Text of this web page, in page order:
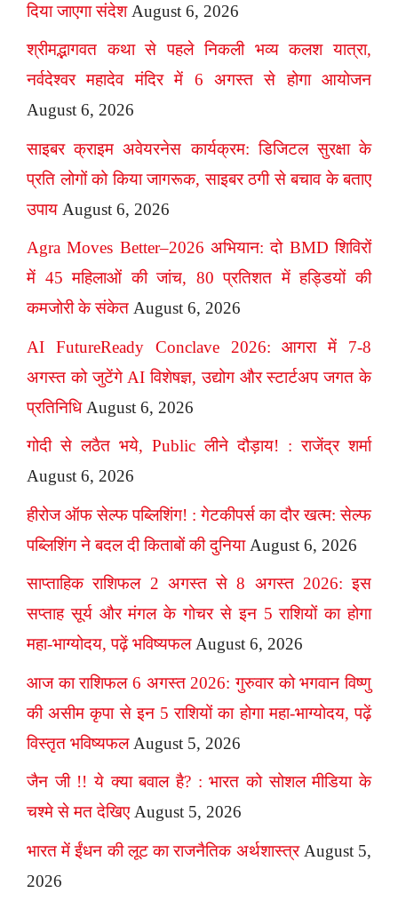
दिया जाएगा संदेश August 6, 2026
श्रीमद्भागवत कथा से पहले निकली भव्य कलश यात्रा,
नर्वदेश्वर महादेव मंदिर में 6 अगस्त से होगा आयोजन
August 6, 2026
साइबर क्राइम अवेयरनेस कार्यक्रम: डिजिटल सुरक्षा के
प्रति लोगों को किया जागरूक, साइबर ठगी से बचाव के बताए
उपाय August 6, 2026
Agra Moves Better–2026 अभियान: दो BMD शिविरों
में 45 महिलाओं की जांच, 80 प्रतिशत में हड्डियों की
कमजोरी के संकेत August 6, 2026
AI FutureReady Conclave 2026: आगरा में 7-8
अगस्त को जुटेंगे AI विशेषज्ञ, उद्योग और स्टार्टअप जगत के
प्रतिनिधि August 6, 2026
गोदी से लठैत भये, Public लीने दौड़ाय! : राजेंद्र शर्मा
August 6, 2026
हीरोज ऑफ सेल्फ पब्लिशिंग! : गेटकीपर्स का दौर खत्म: सेल्फ
पब्लिशिंग ने बदल दी किताबों की दुनिया August 6, 2026
साप्ताहिक राशिफल 2 अगस्त से 8 अगस्त 2026: इस
सप्ताह सूर्य और मंगल के गोचर से इन 5 राशियों का होगा
महा-भाग्योदय, पढ़ें भविष्यफल August 6, 2026
आज का राशिफल 6 अगस्त 2026: गुरुवार को भगवान विष्णु
की असीम कृपा से इन 5 राशियों का होगा महा-भाग्योदय, पढ़ें
विस्तृत भविष्यफल August 5, 2026
जैन जी !! ये क्या बवाल है? : भारत को सोशल मीडिया के
चश्मे से मत देखिए August 5, 2026
भारत में ईंधन की लूट का राजनैतिक अर्थशास्त्र August 5,
2026